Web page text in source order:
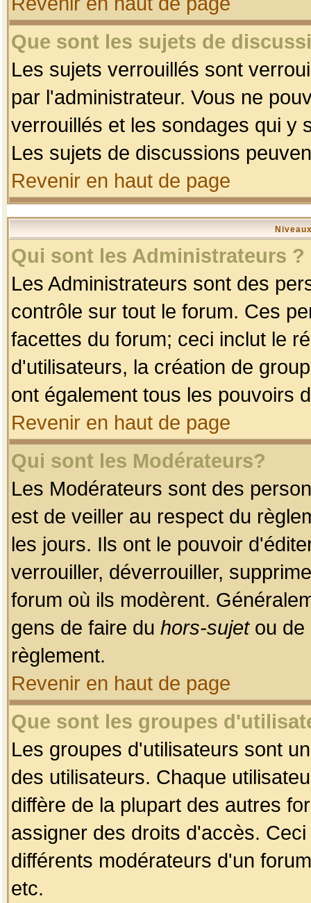
Que sont les sujets de
Les sujets verrouillés sont
par l'administrateur. Vous ne
verrouillés et les sondages qui y
Les sujets de discussions
Revenir en haut de page
Qui sont les Administrateurs ?
Les Administrateurs sont des
contrôle sur tout le forum. Ces
facettes du forum; ceci inclut le
d'utilisateurs, la création de
ont également tous les pouvoirs
Revenir en haut de page
Qui sont les Modérateurs?
Les Modérateurs sont des
est de veiller au respect du
les jours. Ils ont le pouvoir
verrouiller, déverrouiller,
forum où ils modèrent.
gens de faire du hors-sujetou de
règlement.
Revenir en haut de page
Que sont les groupes
Les groupes d'utilisateurs sont
des utilisateurs. Chaque
diffère de la plupart des autres
assigner des droits d'accès.
différents modérateurs d'un
etc.